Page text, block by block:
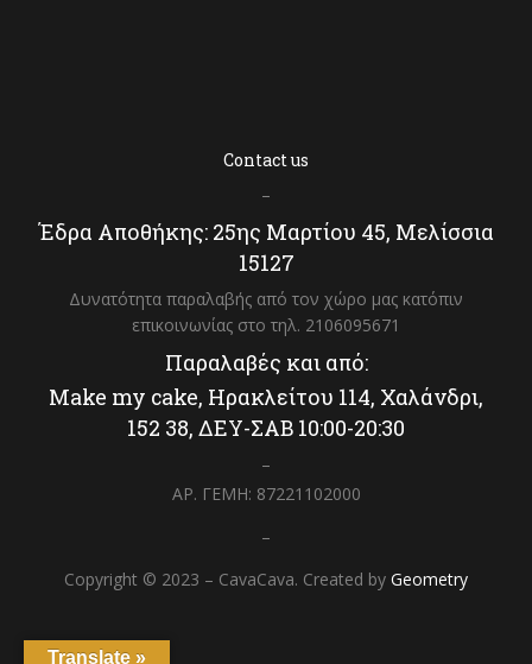
Contact us
–
Έδρα Αποθήκης: 25ης Μαρτίου 45, Μελίσσια
15127
Δυνατότητα παραλαβής από τον χώρο μας κατόπιν
επικοινωνίας στο τηλ. 2106095671
Παραλαβές και από:
Make my cake, Ηρακλείτου 114, Χαλάνδρι,
152 38, ΔΕΥ-ΣΑΒ 10:00-20:30
–
ΑΡ. ΓΕΜΗ: 87221102000
–
Copyright © 2023 – CavaCava. Created by Geometry
Translate »